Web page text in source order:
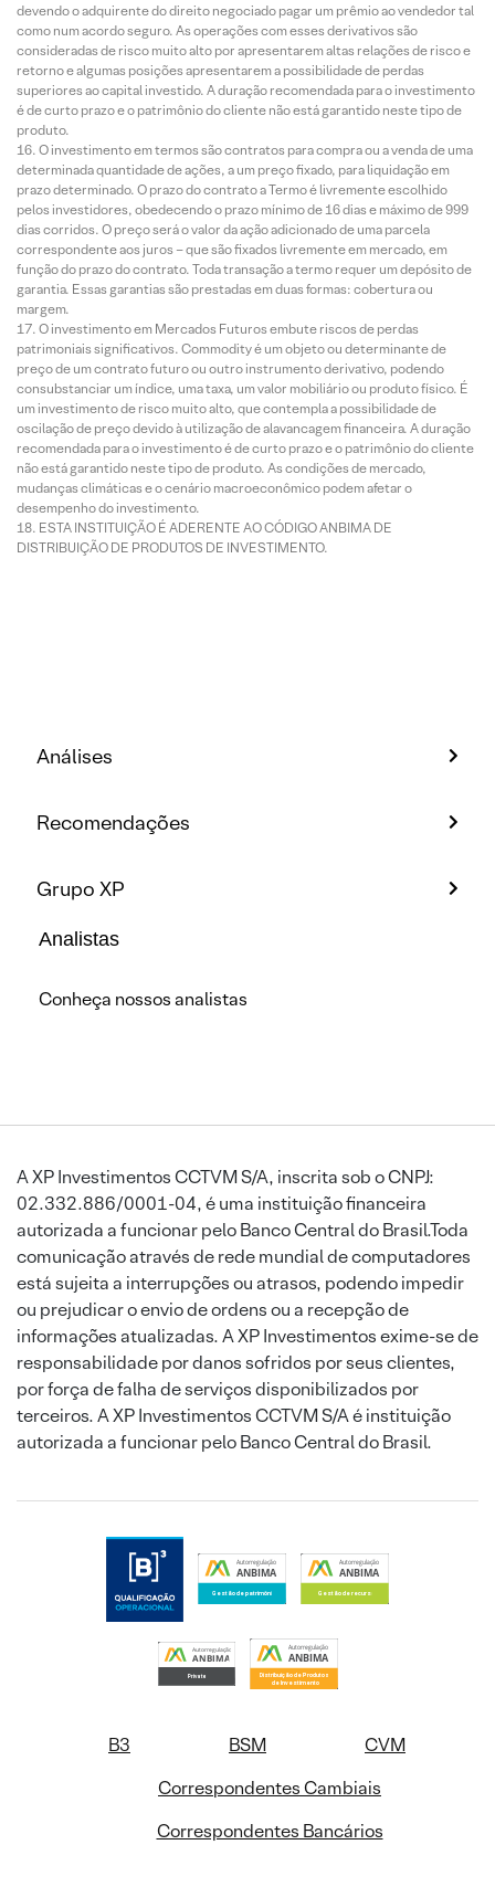
devendo o adquirente do direito negociado pagar um prêmio ao vendedor tal
como num acordo seguro. As operações com esses derivativos são
consideradas de risco muito alto por apresentarem altas relações de risco e
retorno e algumas posições apresentarem a possibilidade de perdas
superiores ao capital investido. A duração recomendada para o investimento
é de curto prazo e o patrimônio do cliente não está garantido neste tipo de
produto.
O investimento em termos são contratos para compra ou a venda de uma
determinada quantidade de ações, a um preço fixado, para liquidação em
prazo determinado. O prazo do contrato a Termo é livremente escolhido
pelos investidores, obedecendo o prazo mínimo de 16 dias e máximo de 999
dias corridos. O preço será o valor da ação adicionado de uma parcela
correspondente aos juros – que são fixados livremente em mercado, em
função do prazo do contrato. Toda transação a termo requer um depósito de
garantia. Essas garantias são prestadas em duas formas: cobertura ou
margem.
O investimento em Mercados Futuros embute riscos de perdas
patrimoniais significativos. Commodity é um objeto ou determinante de
preço de um contrato futuro ou outro instrumento derivativo, podendo
consubstanciar um índice, uma taxa, um valor mobiliário ou produto físico. É
um investimento de risco muito alto, que contempla a possibilidade de
oscilação de preço devido à utilização de alavancagem financeira. A duração
recomendada para o investimento é de curto prazo e o patrimônio do cliente
não está garantido neste tipo de produto. As condições de mercado,
mudanças climáticas e o cenário macroeconômico podem afetar o
desempenho do investimento.
ESTA INSTITUIÇÃO É ADERENTE AO CÓDIGO ANBIMA DE
DISTRIBUIÇÃO DE PRODUTOS DE INVESTIMENTO.
Análises
Recomendações
Grupo XP
Analistas
Conheça nossos analistas
A XP Investimentos CCTVM S/A, inscrita sob o CNPJ:
02.332.886/0001-04, é uma instituição financeira
autorizada a funcionar pelo Banco Central do Brasil.Toda
comunicação através de rede mundial de computadores
está sujeita a interrupções ou atrasos, podendo impedir
ou prejudicar o envio de ordens ou a recepção de
informações atualizadas. A XP Investimentos exime-se de
responsabilidade por danos sofridos por seus clientes,
por força de falha de serviços disponibilizados por
terceiros. A XP Investimentos CCTVM S/A é instituição
autorizada a funcionar pelo Banco Central do Brasil.
B3 BSM
CVM
Correspondentes Cambiais
Correspondentes Bancários